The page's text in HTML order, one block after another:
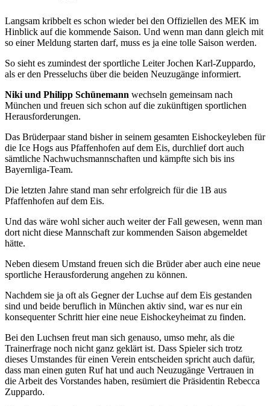
Langsam kribbelt es schon wieder bei den Offiziellen des MEK im
Hinblick auf die kommende Saison. Und wenn man dann gleich mit
so einer Meldung starten darf, muss es ja eine tolle Saison werden.
So sieht es zumindest der sportliche Leiter Jochen Karl-Zuppardo,
als er den Presseluchs über die beiden Neuzugänge informiert.
Niki und Philipp Schünemann wechseln gemeinsam nach
München und freuen sich schon auf die zukünftigen sportlichen
Herausforderungen.
Das Brüderpaar stand bisher in seinem gesamten Eishockeyleben für
die Ice Hogs aus Pfaffenhofen auf dem Eis, durchlief dort auch
sämtliche Nachwuchsmannschaften und kämpfte sich bis ins
Bayernliga-Team.
Die letzten Jahre stand man sehr erfolgreich für die 1B aus
Pfaffenhofen auf dem Eis.
Und das wäre wohl sicher auch weiter der Fall gewesen, wenn man
dort nicht diese Mannschaft zur kommenden Saison abgemeldet
hätte.
Neben diesem Umstand freuen sich die Brüder aber auch eine neue
sportliche Herausforderung angehen zu können.
Nachdem sie ja oft als Gegner der Luchse auf dem Eis gestanden
sind und beide beruflich in München aktiv sind, war es nur ein
konsequenter Schritt hier eine neue Eishockeyheimat zu finden.
Bei den Luchsen freut man sich genauso, umso mehr, als die
Trainerfrage noch nicht ganz geklärt ist. Dass Spieler sich trotz
dieses Umstandes für einen Verein entscheiden spricht auch dafür,
dass man einen guten Ruf hat und auch Neuzugänge Vertrauen in
die Arbeit des Vorstandes haben, resümiert die Präsidentin Rebecca
Zuppardo.